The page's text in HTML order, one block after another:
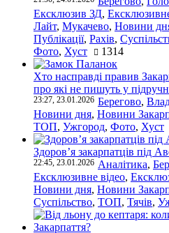
Ексклюзив ЗД,
Лайт, Мукачево, Новини
Публікації, Рахів,
Фото, Хуст 1314
Хто насправді правив
про які не пишуть у
23:27, 23.01.2026 Берегово,
Новини дня, Новини
ТОП, Ужгород, Фото, Хуст
Здоров’я закарпатців під
22:45, 23.01.2026 Аналітика,
Ексклюзивне відео,
Новини дня, Новини
Суспільство, ТОП, Тячів,